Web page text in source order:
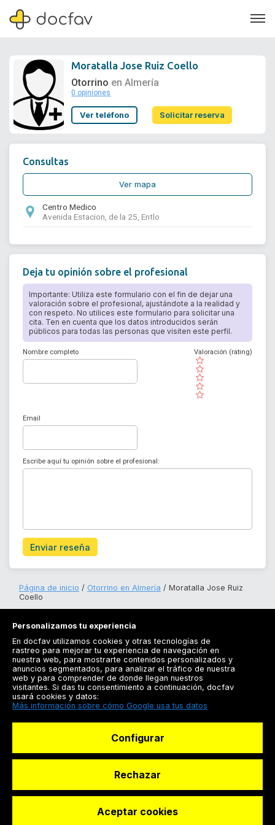
Soporte
Moratalla Jose Ruiz Coello
Otorrino en Almería
0 opiniones
Ver teléfono Solicitar reserva
Consultas
Ver mapa
Centro Medico
Avenida Estacion, de la 25, Entlo
Deja tu opinión sobre el profesional
Importante: Utiliza este formulario con el fin de dejar una
valoración sobre el profesional, ajustándote a la realidad y
con respeto. No utilices este formulario para solicitar una
cita. Ten en cuenta que los datos introducidos serán
públicos para todas las personas que visiten este perfil.
Nombre completo
( )
( )
( )
( )
( )
Valoración (rating)
Email
Escribe aquí tu opinión sobre el profesional:
Enviar reseña
Página de inicio Otorrino en Almería
Moratalla Jose Ruiz
Coello
Registrarse
Docfav
© Dashboard Technologies S.L
Personalizamos tu experiencia
En docfav utilizamos cookies y otras tecnologías de
rastreo para mejorar tu experiencia de navegación en
nuestra web, para mostrarte contenidos personalizados y
anuncios segmentados, para analizar el tráfico de nuestra
web y para comprender de donde llegan nuestros
visitantes. Si das tu consentimiento a continuación, docfav
usará cookies y datos:
Más información sobre cómo Google usa tus datos
Configurar
Rechazar
Aceptar cookies